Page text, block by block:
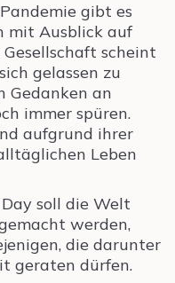
gibt es
mit Ausblick auf
scheint
gelassen zu
Gedanken an
immer spüren.
aufgrund ihrer
Leben
soll die Welt
werden,
die darunter
geraten dürfen.